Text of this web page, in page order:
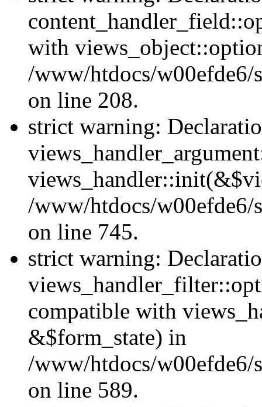
with
/www/htdocs/w00efde6/
on line 208.
strict warning:
/www/htdocs/w00efde6/
on line 745.
strict warning:
compatible with
&$form_state) in
/www/htdocs/w00efde6/
on line 589.